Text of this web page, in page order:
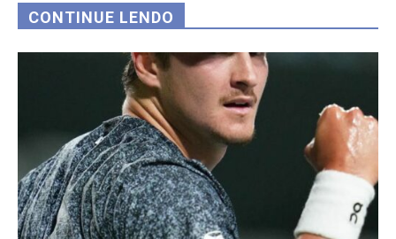
CONTINUE LENDO